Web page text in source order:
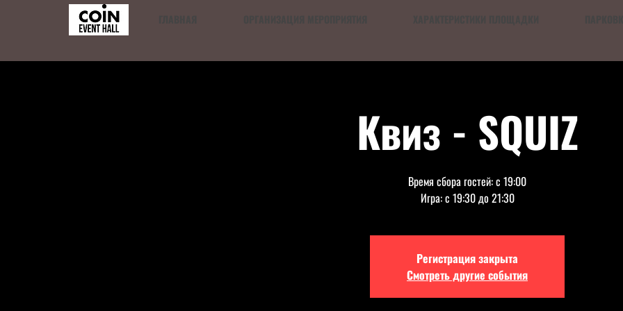
Квиз - SQUIZ
Время сбора гостей: с 19:00
Игра: с 19:30 до 21:30
Регистрация закрыта
Смотреть другие события